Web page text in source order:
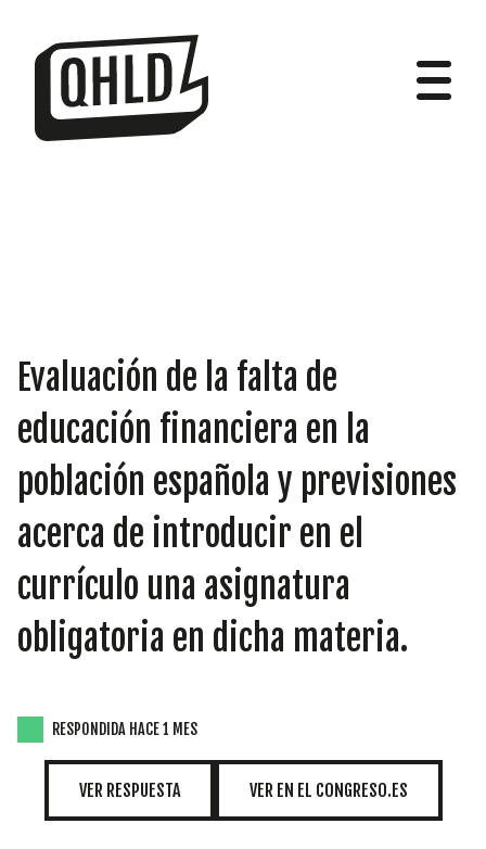
GRUPOS
INICIATIVAS
TEMÁTICAS
Evaluación de la falta de
educación financiera en la
población española y previsiones
acerca de introducir en el
currículo una asignatura
obligatoria en dicha materia.
RESPONDIDA HACE 1 MES
VER RESPUESTA VER EN EL CONGRESO.ES